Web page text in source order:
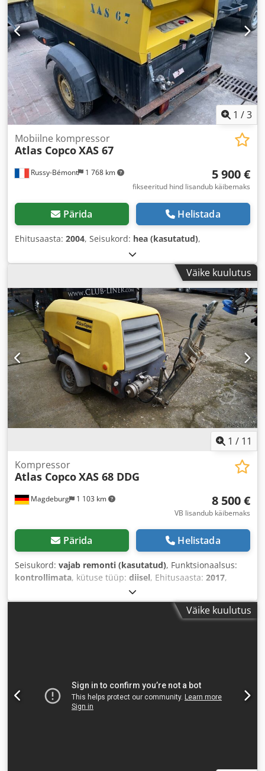
1 /3
Russy-Bémont 1 768 km
Mobiilne kompressor
Atlas CopcoXAS 67
5 900 €
fikseeritud hind lisandub käibemaks
Pärida Helistada
Ehitusaasta: 2004, Seisukord: hea (kasutatud),
Väike kuulutus
1 / 11
Magdeburg 1 103 km
Kompressor
Atlas CopcoXAS 68 DDG
8 500 €
VB lisandub käibemaks
Pärida Helistada
Seisukord: vajab remonti (kasutatud), Funktsionaalsus:
kontrollimata, kütuse tüüp: diisel, Ehitusaasta: 2017,
Väike kuulutus